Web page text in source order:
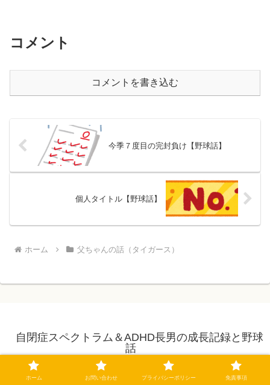
コメント
コメントを書き込む
今季７度目の完封負け【野球話】
個人タイトル【野球話】
ホーム 父ちゃんの話（タイガース）
自閉症スペクトラム＆ADHD長男の成長記録と野球
話
ホーム お問い合わせ プライバシーポリシー 免責事項